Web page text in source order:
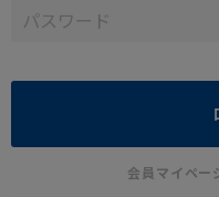
会員マイペー